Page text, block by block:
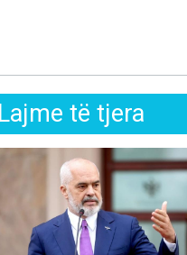
Lajme të tjera